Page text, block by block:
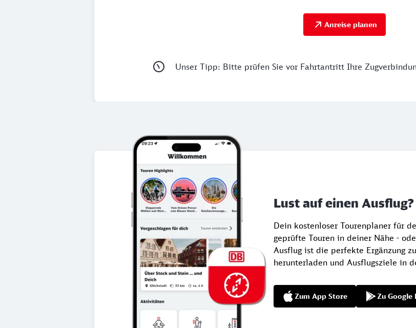
Anreise planen
Unser Tipp: Bitte prüfen Sie vor Fahrtantritt Ihre
Lust auf einen
Dein kostenloser Tourenplaner für
geprüfte Touren in deiner Nähe -
Ausflug ist die perfekte Ergänzung
herunterladen und Ausflugsziele in
Zum App Store Zu Google